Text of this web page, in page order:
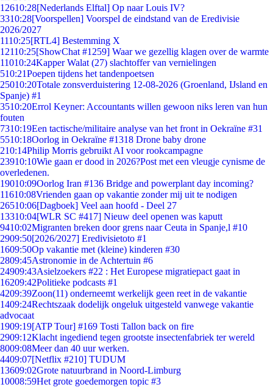
12610:28[Nederlands Elftal] Op naar Louis IV?
3310:28[Voorspellen] Voorspel de eindstand van de Eredivisie
2026/2027
1110:25[RTL4] Bestemming X
12110:25[ShowChat #1259] Waar we gezellig klagen over de warmte
11010:24Kapper Walat (27) slachtoffer van vernielingen
510:21Poepen tijdens het tandenpoetsen
25010:20Totale zonsverduistering 12-08-2026 (Groenland, IJsland en
Spanje) #1
3510:20Errol Keyner: Accountants willen gewoon niks leren van hun
fouten
7310:19Een tactische/militaire analyse van het front in Oekraïne #31
5510:18Oorlog in Oekraïne #1318 Drone baby drone
210:14Philip Morris gebruikt AI voor rookcampagne
23910:10Wie gaan er dood in 2026?Post met een vleugje cynisme de
overledenen.
19010:09Oorlog Iran #136 Bridge and powerplant day incoming?
11610:08Vrienden gaan op vakantie zonder mij uit te nodigen
26510:06[Dagboek] Veel aan hoofd - Deel 27
13310:04[WLR SC #417] Nieuw deel openen was kaputt
9410:02Migranten breken door grens naar Ceuta in Spanje,l #10
2909:50[2026/2027] Eredivisietoto #1
1609:50Op vakantie met (kleine) kinderen #30
2809:45Astronomie in de Achtertuin #6
24909:43Asielzoekers #22 : Het Europese migratiepact gaat in
16209:42Politieke podcasts #1
4209:39Zoon(11) onderneemt werkelijk geen reet in de vakantie
1409:24Rechtszaak dodelijk ongeluk uitgesteld vanwege vakantie
advocaat
1909:19[ATP Tour] #169 Tosti Tallon back on fire
2909:12Klacht ingediend tegen grootste insectenfabriek ter wereld
8009:08Meer dan 40 uur werken.
4409:07[Netflix #210] TUDUM
13609:02Grote natuurbrand in Noord-Limburg
10008:59Het grote goedemorgen topic #3